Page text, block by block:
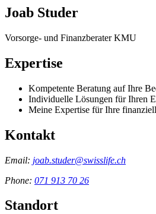
Joab Studer
Vorsorge- und Finanzberater KMU
Expertise
Kompetente Beratung auf Ihre
Individuelle Lösungen für Ihren
Meine Expertise für Ihre
Kontakt
Email: joab.studer@swisslife.ch
Phone: 071 913 70 26
Standort